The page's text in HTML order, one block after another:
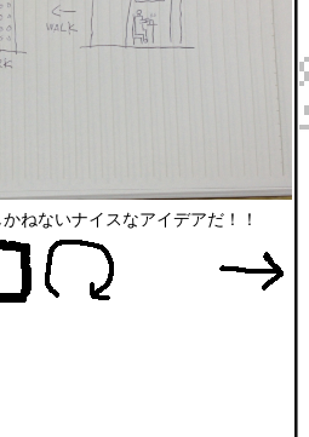
ねないナイスなアイデアだ！！